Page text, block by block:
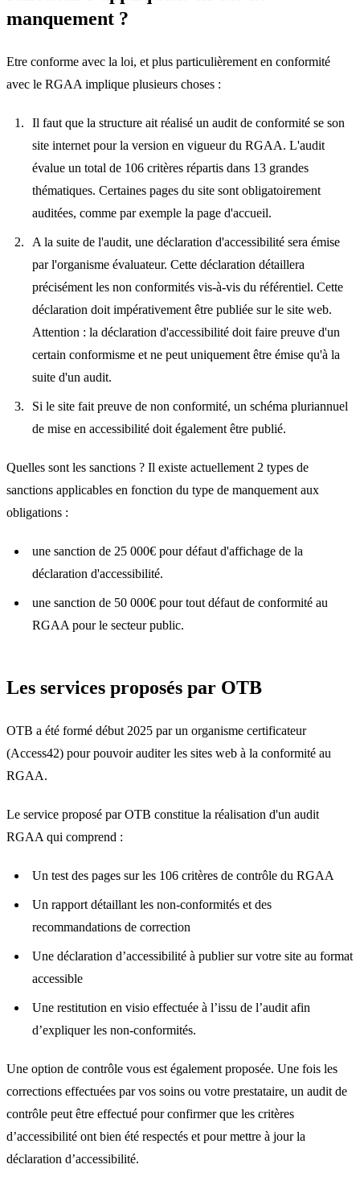
manquement ?
Etre conforme avec la loi, et plus particulièrement en conformité
avec le RGAA implique plusieurs choses :
Il faut que la structure ait réalisé un audit de conformité se son
site internet pour la version en vigueur du RGAA. L'audit
évalue un total de 106 critères répartis dans 13 grandes
thématiques. Certaines pages du site sont obligatoirement
auditées, comme par exemple la page d'accueil.
A la suite de l'audit, une déclaration d'accessibilité sera émise
par l'organisme évaluateur. Cette déclaration détaillera
précisément les non conformités vis-à-vis du référentiel. Cette
déclaration doit impérativement être publiée sur le site web.
Attention : la déclaration d'accessibilité doit faire preuve d'un
certain conformisme et ne peut uniquement être émise qu'à la
suite d'un audit.
Si le site fait preuve de non conformité, un schéma pluriannuel
de mise en accessibilité doit également être publié.
Quelles sont les sanctions ? Il existe actuellement 2 types de
sanctions applicables en fonction du type de manquement aux
obligations :
une sanction de 25 000€ pour défaut d'affichage de la
déclaration d'accessibilité.
une sanction de 50 000€ pour tout défaut de conformité au
RGAA pour le secteur public.
Les services proposés par OTB
OTB a été formé début 2025 par un organisme certificateur
(Access42) pour pouvoir auditer les sites web à la conformité au
RGAA.
Le service proposé par OTB constitue la réalisation d'un audit
RGAA qui comprend :
Un test des pages sur les 106 critères de contrôle du RGAA
Un rapport détaillant les non-conformités et des
recommandations de correction
Une déclaration d’accessibilité à publier sur votre site au format
accessible
Une restitution en visio effectuée à l’issu de l’audit afin
d’expliquer les non-conformités.
Une option de contrôle vous est également proposée. Une fois les
corrections effectuées par vos soins ou votre prestataire, un audit de
contrôle peut être effectué pour confirmer que les critères
d’accessibilité ont bien été respectés et pour mettre à jour la
déclaration d’accessibilité.